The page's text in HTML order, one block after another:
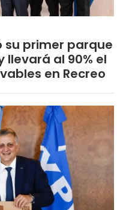
su primer parque
al 90% el
en Recreo